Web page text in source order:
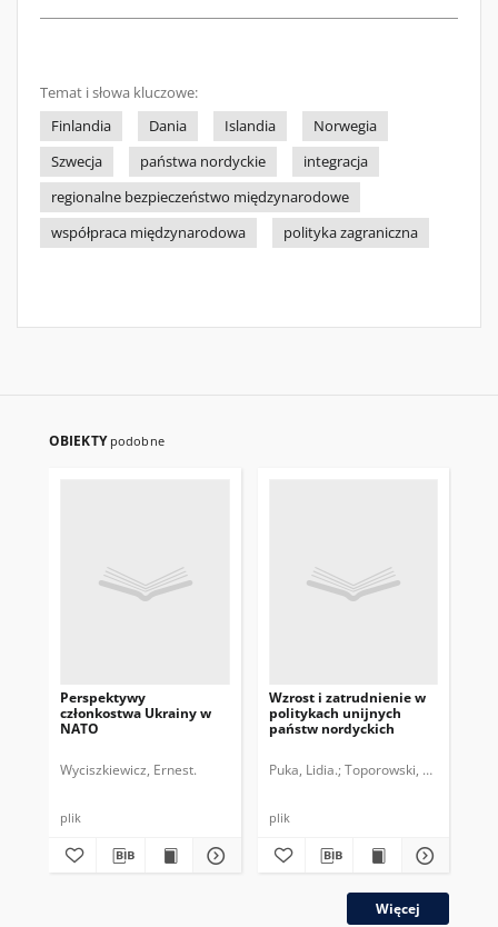
Temat i słowa kluczowe:
Finlandia
Dania Islandia
Norwegia
Szwecja
państwa nordyckie
integracja
regionalne bezpieczeństwo międzynarodowe
współpraca międzynarodowa
polityka zagraniczna
OBIEKTY podobne
Perspektywy
członkostwa Ukrainy w
NATO
Wyciszkiewicz, Ernest.
plik
Wzrost i zatrudnienie w
politykach unijnych
państw nordyckich
Puka, Lidia. Toporowski, Patryk.
plik
Więcej